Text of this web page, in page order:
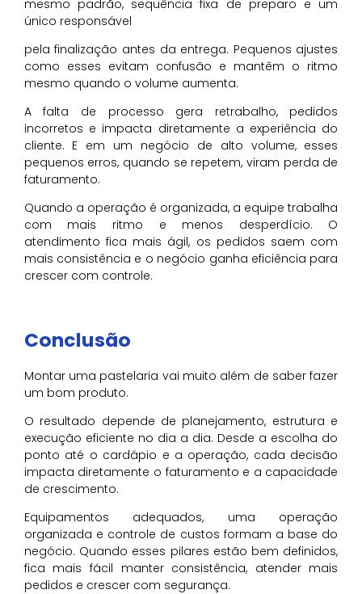
mesmo padrão, sequência fixa de preparo e um
único responsável
pela finalização antes da entrega. Pequenos ajustes
como esses evitam confusão e mantêm o ritmo
mesmo quando o volume aumenta.
A falta de processo gera retrabalho, pedidos
incorretos e impacta diretamente a experiência do
cliente. E em um negócio de alto volume, esses
pequenos erros, quando se repetem, viram perda de
faturamento.
Quando a operação é organizada, a equipe trabalha
com mais ritmo e menos desperdício. O
atendimento fica mais ágil, os pedidos saem com
mais consistência e o negócio ganha eficiência para
crescer com controle.
Conclusão
Montar uma pastelaria vai muito além de saber fazer
um bom produto.
O resultado depende de planejamento, estrutura e
execução eficiente no dia a dia. Desde a escolha do
ponto até o cardápio e a operação, cada decisão
impacta diretamente o faturamento e a capacidade
de crescimento.
Equipamentos adequados, uma operação
organizada e controle de custos formam a base do
negócio. Quando esses pilares estão bem definidos,
fica mais fácil manter consistência, atender mais
pedidos e crescer com segurança.